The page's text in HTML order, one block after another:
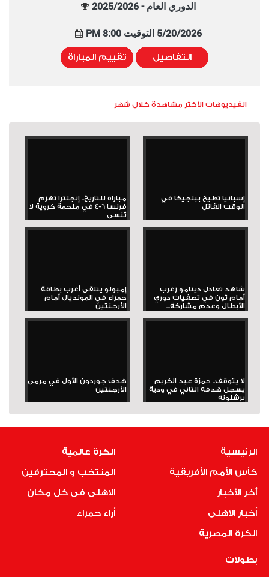
الدوري العام - 2025/2026
5/20/2026 التوقيت 8:00 PM
التفاصيل تقييم المباراة
الفيديوهات الأكثر مشاهدة خلال شهر
إسبانيا تطيح ببلجيكا في
الوقت القاتل
مباراة للتاريخ.. إنجلترا تهزم
فرنسا 6-4 في ملحمة كروية لا
تُنسى
شاهد تعادل دينامو زغرب
أمام ثون في تصفيات دوري
الأبطال وعدم مشاركة...
إمبولو يتلقى أغرب بطاقة
حمراء في المونديال أمام
الأرجنتين
لا يتوقف.. حمزة عبد الكريم
يسجل هدفه الثاني في ودية
برشلونة
هدف جوردون الأول في مرمى
الأرجنتين
الرئيسية
كأس الأمم الأفريقية
أخر الأخبار
أخبار الاهلى
الكرة المصرية
الكرة عالمية
المنتخب و المحترفين
الاهلى فى كل مكان
أراء حمراء
بطولات